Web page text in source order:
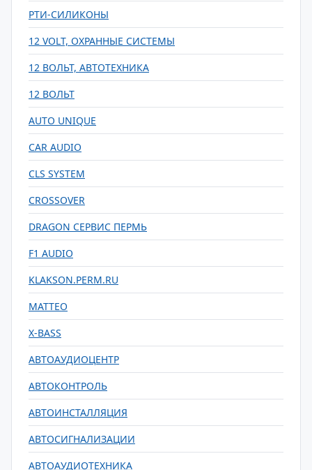
РТИ-СИЛИКОНЫ
12 VOLT, ОХРАННЫЕ СИСТЕМЫ
12 ВОЛЬТ, АВТОТЕХНИКА
12 ВОЛЬТ
AUTO UNIQUE
CAR AUDIO
CLS SYSTEM
CROSSOVER
DRAGON СЕРВИС ПЕРМЬ
F1 AUDIO
KLAKSON.PERM.RU
MATTEO
X-BASS
АВТОАУДИОЦЕНТР
АВТОКОНТРОЛЬ
АВТОИНСТАЛЛЯЦИЯ
АВТОСИГНАЛИЗАЦИИ
АВТОАУДИОТЕХНИКА